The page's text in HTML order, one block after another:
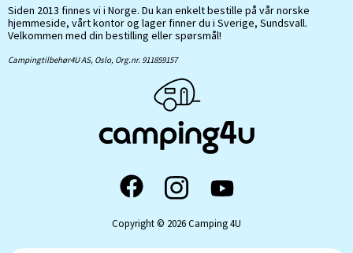
Siden 2013 finnes vi i Norge. Du kan enkelt bestille på vår norske
hjemmeside, vårt kontor og lager finner du i Sverige, Sundsvall.
Velkommen med din bestilling eller spørsmål!
Campingtilbehør4U AS, Oslo, Org.nr. 911859157
Copyright © 2026 Camping 4U